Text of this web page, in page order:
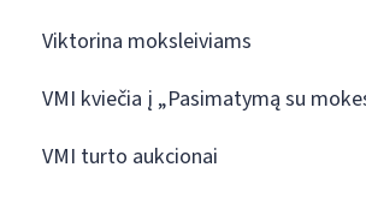
Viktorina moksleiviams
VMI kviečia į „Pasimatymą su
VMI turto aukcionai